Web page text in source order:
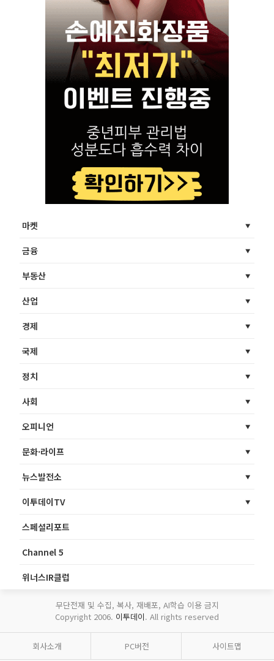
마켓
금융
부동산
산업
경제
국제
정치
사회
오피니언
문화·라이프
뉴스발전소
이투데이TV
스페셜리포트
Channel 5
위너스IR클럽
무단전재 및 수집, 복사, 재배포, AI학습 이용 금지
Copyright 2006. 이투데이. All rights reserved
회사소개 PC버전 사이트맵